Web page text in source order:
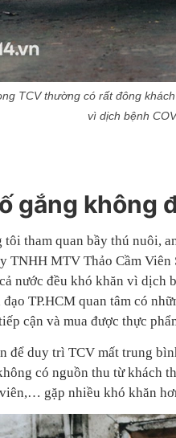
TCV thường có rất đông
vì dịch bệnh
gắng không
tôi tham quan bầy thú nuôi,
TNHH MTV Thảo Cầm
nước đều khó khăn vì dịch
TP.HCM quan tâm có
cận và mua được thực
để duy trì TCV mất trung
có nguồn thu từ khách
gặp nhiều khó khăn